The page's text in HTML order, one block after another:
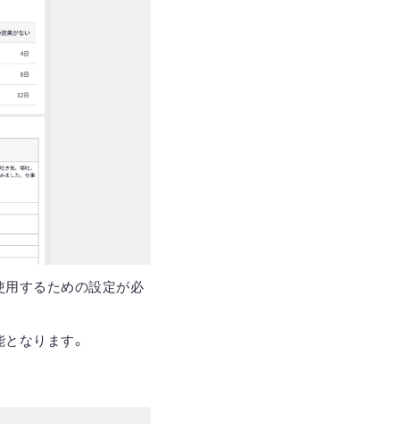
用するための設定が必
なります。